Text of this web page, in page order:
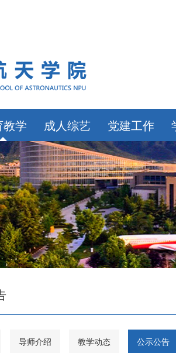
学 成人综艺 党建工作
导师介绍 教学动态 公示公告